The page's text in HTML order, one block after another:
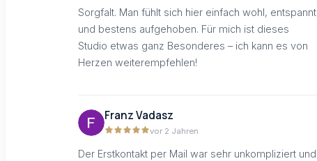
Sorgfalt. Man fühlt sich hier einfach wohl, entspannt
und bestens aufgehoben. Für mich ist dieses
Studio etwas ganz Besonderes – ich kann es von
Herzen weiterempfehlen!
Franz Vadasz
vor 2 Jahren
Der Erstkontakt per Mail war sehr unkompliziert und